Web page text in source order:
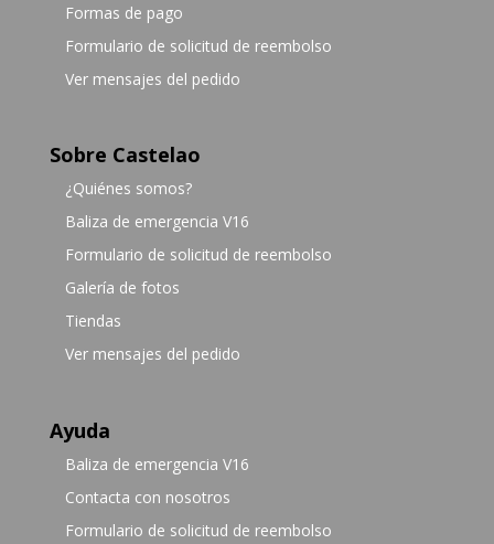
Formas de pago
Formulario de solicitud de reembolso
Ver mensajes del pedido
Sobre Castelao
¿Quiénes somos?
Baliza de emergencia V16
Formulario de solicitud de reembolso
Galería de fotos
Tiendas
Ver mensajes del pedido
Ayuda
Baliza de emergencia V16
Contacta con nosotros
Formulario de solicitud de reembolso